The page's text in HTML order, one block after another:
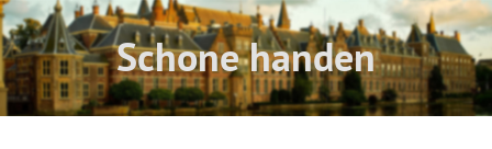
Opdrachtgevers
Expertise
Schone handen